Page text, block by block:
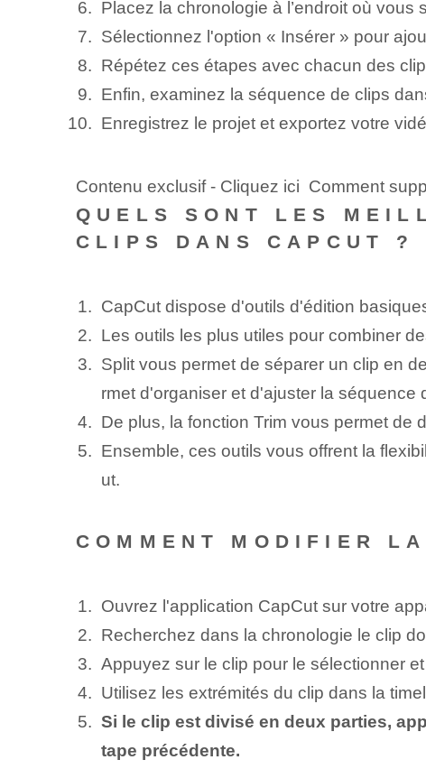
Placez la chronologie à l’endroit où
Sélectionnez l'option « Insérer » pour
Répétez ces étapes avec chacun des
Enfin, examinez⁤ la séquence⁤ de clips
Enregistrez⁤ le‌ projet et exportez⁤ votre
Contenu exclusif - Cliquez ici Comment
QUELS SONT LES
CLIPS DANS CAPCUT ?
CapCut dispose d'outils d'édition
Les outils les plus utiles pour combiner
Split vous permet de ⁤séparer un clip⁤ en
rmet d'organiser et d'ajuster ⁤la séquence
De plus, la fonction Trim vous permet de
Ensemble, ces outils vous offrent la
ut.
COMMENT MODIFIER
Ouvrez l'application CapCut sur votre
Recherchez dans la chronologie le clip
Appuyez sur le clip pour le sélectionner
Utilisez les extrémités du clip dans la
Si le clip est divisé en deux parties,
tape précédente.